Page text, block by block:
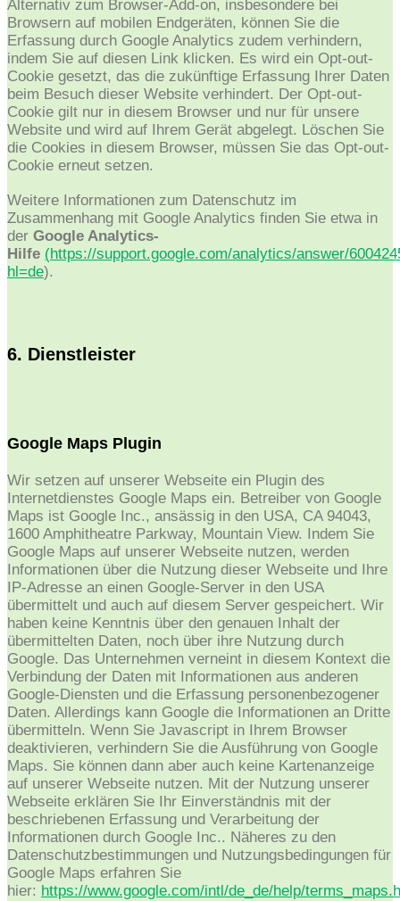
Alternativ zum Browser-Add-on, insbesondere bei
Browsern auf mobilen Endgeräten, können Sie die
Erfassung durch Google Analytics zudem verhindern,
indem Sie auf diesen Link klicken. Es wird ein Opt-out-
Cookie gesetzt, das die zukünftige Erfassung Ihrer Daten
beim Besuch dieser Website verhindert. Der Opt-out-
Cookie gilt nur in diesem Browser und nur für unsere
Website und wird auf Ihrem Gerät abgelegt. Löschen Sie
die Cookies in diesem Browser, müssen Sie das Opt-out-
Cookie erneut setzen.
Weitere Informationen zum Datenschutz im
Zusammenhang mit Google Analytics finden Sie etwa in
der Google Analytics-
Hilfe (https://support.google.com/analytics/answer/
hl=de).
6. Dienstleister
Google Maps Plugin
Wir setzen auf unserer Webseite ein Plugin des
Internetdienstes Google Maps ein. Betreiber von Google
Maps ist Google Inc., ansässig in den USA, CA 94043,
1600 Amphitheatre Parkway, Mountain View. Indem Sie
Google Maps auf unserer Webseite nutzen, werden
Informationen über die Nutzung dieser Webseite und Ihre
IP-Adresse an einen Google-Server in den USA
übermittelt und auch auf diesem Server gespeichert. Wir
haben keine Kenntnis über den genauen Inhalt der
übermittelten Daten, noch über ihre Nutzung durch
Google. Das Unternehmen verneint in diesem Kontext die
Verbindung der Daten mit Informationen aus anderen
Google-Diensten und die Erfassung personenbezogener
Daten. Allerdings kann Google die Informationen an Dritte
übermitteln. Wenn Sie Javascript in Ihrem Browser
deaktivieren, verhindern Sie die Ausführung von Google
Maps. Sie können dann aber auch keine Kartenanzeige
auf unserer Webseite nutzen. Mit der Nutzung unserer
Webseite erklären Sie Ihr Einverständnis mit der
beschriebenen Erfassung und Verarbeitung der
Informationen durch Google Inc.. Näheres zu den
Datenschutzbestimmungen und Nutzungsbedingungen für
Google Maps erfahren Sie
hier: https://www.google.com/intl/de_de/help/